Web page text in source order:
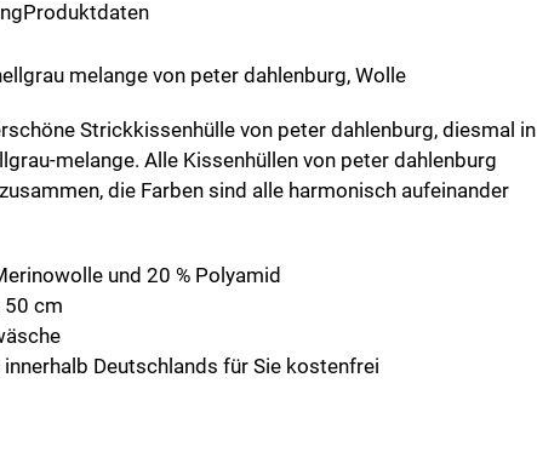
Produktdaten
melange von peter dahlenburg, Wolle
Strickkissenhülle von peter dahlenburg, diesmal in
melange. Alle Kissenhüllen von peter dahlenburg
die Farben sind alle harmonisch aufeinander
und 20 % Polyamid
50 cm
Deutschlands für Sie kostenfrei